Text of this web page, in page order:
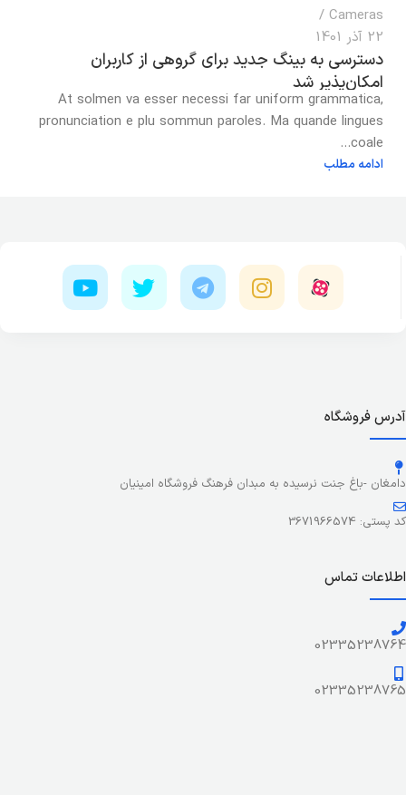
Cameras
22 آذر 1401
دسترسی به بینگ جدید برای گروهی از کاربران
امکان‌پذیر شد
At solmen va esser necessi far uniform grammatica,
pronunciation e plu sommun paroles. Ma quande lingues
coale...
ادامه مطلب
آدرس فروشگاه
دامغان -باغ جنت نرسیده به مبدان فرهنگ فروشگاه امینیان
کد پستی: 3671966574
اطلاعات تماس
02335238764
02335238765